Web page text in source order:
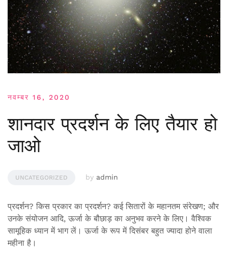
नवम्बर 16, 2020
शानदार प्रदर्शन के लिए तैयार हो
जाओ
UNCATEGORIZED by admin
प्रदर्शन? किस प्रकार का प्रदर्शन? कई सितारों के महानतम संरेखण; और
उनके संयोजन आदि, ऊर्जा के बौछाड़ का अनुभव करने के लिए। वैश्विक
सामूहिक ध्यान में भाग लें। ऊर्जा के रूप में दिसंबर बहुत ज्यादा होने वाला
महीना है।